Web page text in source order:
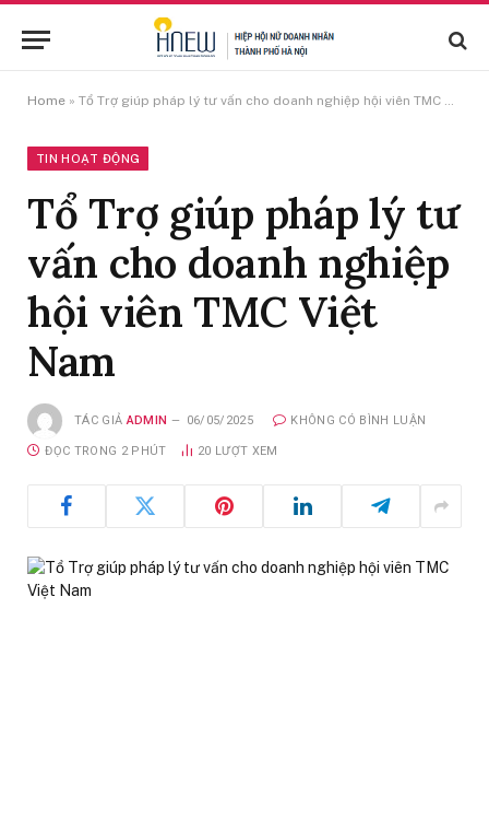
Home » Tổ Trợ giúp pháp lý tư vấn cho doanh nghiệp hội viên TMC Việt Nam
TIN HOẠT ĐỘNG
Tổ Trợ giúp pháp lý tư
vấn cho doanh nghiệp
hội viên TMC Việt
Nam
TÁC GIẢ ADMIN 06/05/2025 KHÔNG CÓ BÌNH LUẬN
ĐỌC TRONG 2 PHÚT 20 LƯỢT XEM